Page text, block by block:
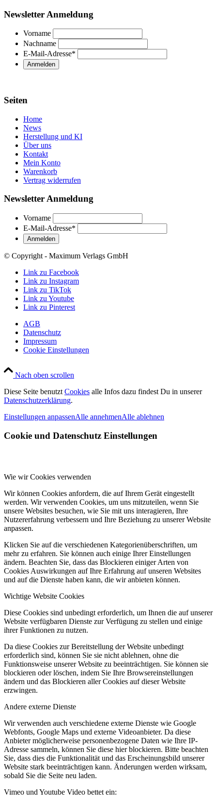
Newsletter Anmeldung
Vorname
Nachname
E-Mail-Adresse*
Seiten
Home
News
Herstellung und KI
Über uns
Kontakt
Mein Konto
Warenkorb
Vertrag widerrufen
Newsletter Anmeldung
Vorname
E-Mail-Adresse*
© Copyright - Maximum Verlags GmbH
Link zu Facebook
Link zu Instagram
Link zu TikTok
Link zu Youtube
Link zu Pinterest
AGB
Datenschutz
Impressum
Cookie Einstellungen
Nach oben scrollen
Diese Seite benutzt Cookies alle Infos dazu findest Du in unserer
Datenschutzerklärung.
Einstellungen anpassenAlle annehmenAlle ablehnen
Cookie und Datenschutz Einstellungen
Wie wir Cookies verwenden
Wir können Cookies anfordern, die auf Ihrem Gerät eingestellt
werden. Wir verwenden Cookies, um uns mitzuteilen, wenn Sie
unsere Websites besuchen, wie Sie mit uns interagieren, Ihre
Nutzererfahrung verbessern und Ihre Beziehung zu unserer Website
anpassen.
Klicken Sie auf die verschiedenen Kategorienüberschriften, um
mehr zu erfahren. Sie können auch einige Ihrer Einstellungen
ändern. Beachten Sie, dass das Blockieren einiger Arten von
Cookies Auswirkungen auf Ihre Erfahrung auf unseren Websites
und auf die Dienste haben kann, die wir anbieten können.
Wichtige Website Cookies
Diese Cookies sind unbedingt erforderlich, um Ihnen die auf unserer
Website verfügbaren Dienste zur Verfügung zu stellen und einige
ihrer Funktionen zu nutzen.
Da diese Cookies zur Bereitstellung der Website unbedingt
erforderlich sind, können Sie sie nicht ablehnen, ohne die
Funktionsweise unserer Website zu beeinträchtigen. Sie können sie
blockieren oder löschen, indem Sie Ihre Browsereinstellungen
ändern und das Blockieren aller Cookies auf dieser Website
erzwingen.
Andere externe Dienste
Wir verwenden auch verschiedene externe Dienste wie Google
Webfonts, Google Maps und externe Videoanbieter. Da diese
Anbieter möglicherweise personenbezogene Daten wie Ihre IP-
Adresse sammeln, können Sie diese hier blockieren. Bitte beachten
Sie, dass dies die Funktionalität und das Erscheinungsbild unserer
Website stark beeinträchtigen kann. Änderungen werden wirksam,
sobald Sie die Seite neu laden.
Vimeo und Youtube Video bettet ein: